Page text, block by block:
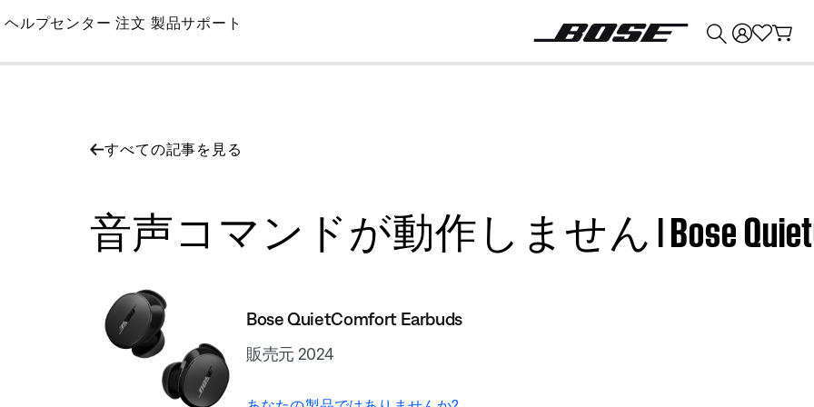
Skip
Main
ヘルプセンター 注文 製品サポート
すべての記事を見る
音声コマンドが動作しません | Bose
Bose QuietComfort Earbuds
販売元 2024